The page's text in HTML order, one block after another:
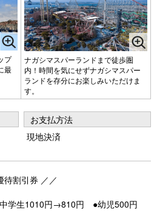
プ
最
ナガシマスパーランドまで徒歩圏
内！時間を気にせずナガシマスパー
ランドを存分にお楽しみいただけま
す。
お支払方法
現地決済
割引券 ／／
学生1010円→810円 ●幼児500円